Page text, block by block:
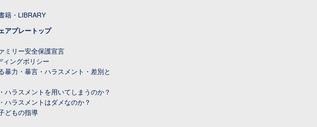
籍・LIBRARY
アプレートップ
ミリー安全保護宣言
ィングポリシー
暴力・暴言・ハラスメント・差別と
ハラスメントを用いてしまうのか？
ハラスメントはダメなのか？
どもの指導